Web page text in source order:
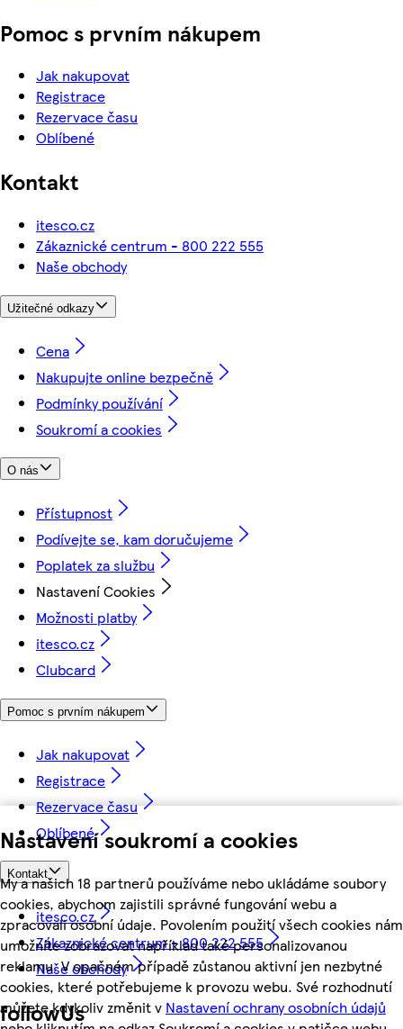
Nastavení soukromí a cookies
My a našich 18 partnerů používáme nebo ukládáme soubory
cookies, abychom zajistili správné fungování webu a
zpracovali osobní údaje. Povolením použití všech cookies nám
umožníte zobrazovat například také personalizovanou
reklamu. V opačném případě zůstanou aktivní jen nezbytné
cookies, které potřebujeme k provozu webu. Své rozhodnutí
můžete kdykoliv změnit v Nastavení ochrany osobních údajů
Pomoc s prvním nákupem
Jak nakupovat
Registrace
Rezervace času
Oblíbené
Kontakt
itesco.cz
Zákaznické centrum - 800 222 555
Naše obchody
Užitečné odkazy
Cena
Nakupujte online bezpečně
Podmínky používání
Soukromí a cookies
O nás
Přístupnost
Podívejte se, kam doručujeme
Poplatek za službu
Nastavení Cookies
Možnosti platby
itesco.cz
Clubcard
Pomoc s prvním nákupem
Jak nakupovat
Registrace
Rezervace času
Oblíbené
Kontakt
itesco.cz
Zákaznické centrum - 800 222 555
Naše obchody
followUs